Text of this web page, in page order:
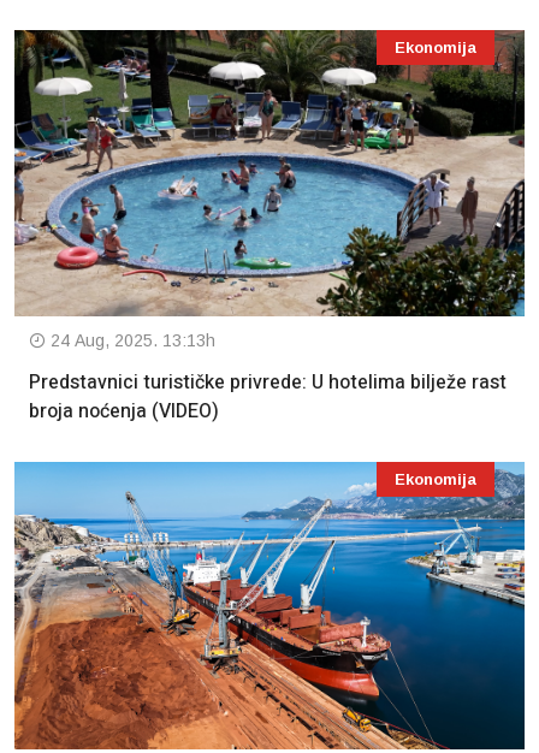
Ekonomija
24 Aug, 2025. 13:13h
Predstavnici turističke privrede: U hotelima bilježe rast
broja noćenja (VIDEO)
Ekonomija